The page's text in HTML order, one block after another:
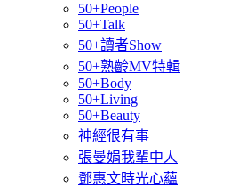
50+People
50+Talk
50+讀者Show
50+熟齡MV特輯
50+Body
50+Living
50+Beauty
神經很有事
張曼娟我輩中人
鄧惠文時光心蘊